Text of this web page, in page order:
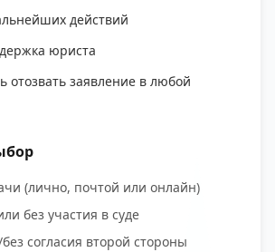
действий
юриста
отозвать заявление в любой
(лично, почтой или онлайн)
без участия в суде
согласия второй стороны